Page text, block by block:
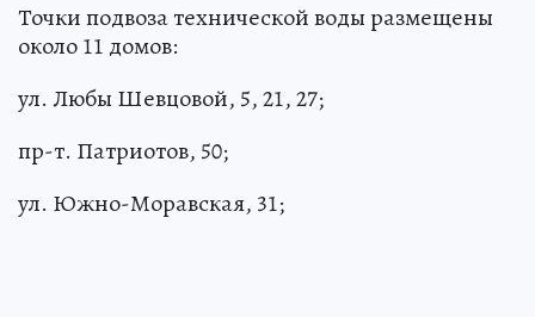
Точки подвоза технической воды размещены
около 11 домов:
ул. Любы Шевцовой, 5, 21, 27;
пр-т. Патриотов, 50;
ул. Южно-Моравская, 31;